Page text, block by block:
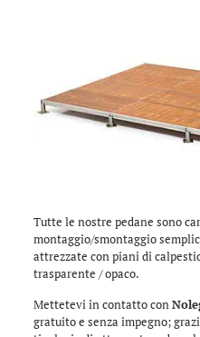
Tutte le nostre pedane sono
montaggio/smontaggio
attrezzate con piani di
trasparente / opaco.
Mettetevi in contatto con
gratuito e senza impegno;